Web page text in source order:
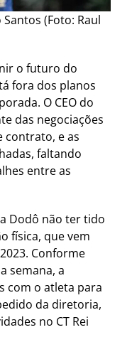
(Foto: Raul
o futuro do
fora dos planos
O CEO do
das negociações
contrato, e as
faltando
entre as
Dodô não ter tido
física, que vem
Conforme
semana, a
com o atleta para
da diretoria,
no CT Rei